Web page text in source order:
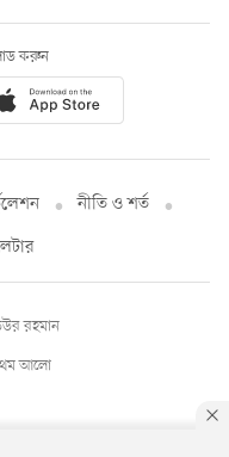
করুন
নীতি ও শর্ত
আলো
রহমান